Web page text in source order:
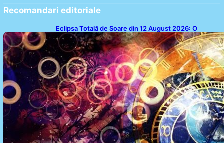
Recomandari editoriale
Eclipsa Totală de Soare din 12 August 2026: O
Analiză a Impactului asupra Trei Zodii și a Ciclului de
18 Ani